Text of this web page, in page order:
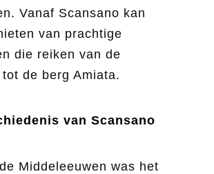
Vanaf Scansano kan
van prachtige
die reiken van de
de berg Amiata.
van Scansano
Middeleeuwen was het